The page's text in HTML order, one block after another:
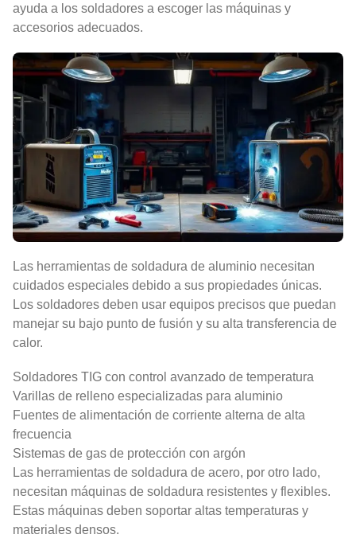
ayuda a los soldadores a escoger las máquinas y
accesorios adecuados.
Las herramientas de soldadura de aluminio necesitan
cuidados especiales debido a sus propiedades únicas.
Los soldadores deben usar equipos precisos que puedan
manejar su bajo punto de fusión y su alta transferencia de
calor.
Soldadores TIG con control avanzado de temperatura
Varillas de relleno especializadas para aluminio
Fuentes de alimentación de corriente alterna de alta
frecuencia
Sistemas de gas de protección con argón
Las herramientas de soldadura de acero, por otro lado,
necesitan máquinas de soldadura resistentes y flexibles.
Estas máquinas deben soportar altas temperaturas y
materiales densos.